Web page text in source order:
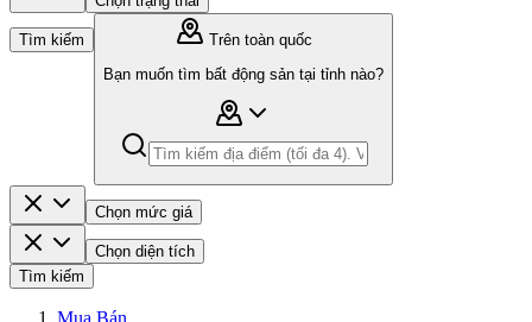
Tìm kiếm
Trên toàn quốc
Bạn muốn tìm bất động sản tại tỉnh nào?
Chọn mức giá
Chọn diện tích
Tìm kiếm